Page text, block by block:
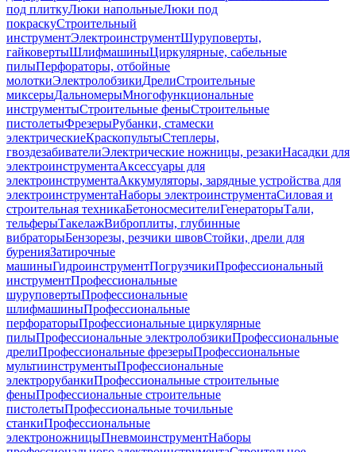
под плиткуЛюки напольныеЛюки под
покраскуСтроительный
инструментЭлектроинструментШуруповерты,
гайковертыШлифмашиныЦиркулярные, сабельные
пилыПерфораторы, отбойные
молоткиЭлектролобзикиДрелиСтроительные
миксерыДальномерыМногофункциональные
инструментыСтроительные феныСтроительные
пистолетыФрезерыРубанки, стамески
электрическиеКраскопультыСтеплеры,
гвоздезабивателиЭлектрические ножницы, резакиНасадки для
электроинструментаАксессуары для
электроинструментаАккумуляторы, зарядные устройства для
электроинструментаНаборы электроинструментаСиловая и
строительная техникаБетоносмесителиГенераторыТали,
тельферыТакелажВиброплиты, глубинные
вибраторыБензорезы, резчики швовСтойки, дрели для
буренияЗатирочные
машиныГидроинструментПогрузчикиПрофессиональный
инструментПрофессиональные
шуруповертыПрофессиональные
шлифмашиныПрофессиональные
перфораторыПрофессиональные циркулярные
пилыПрофессиональные электролобзикиПрофессиональные
дрелиПрофессиональные фрезерыПрофессиональные
мультиинструментыПрофессиональные
электрорубанкиПрофессиональные строительные
феныПрофессиональные строительные
пистолетыПрофессиональные точильные
станкиПрофессиональные
электроножницыПневмоинструментНаборы